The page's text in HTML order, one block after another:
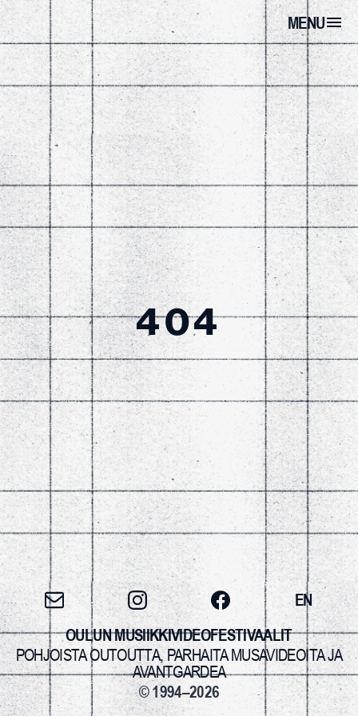
MENU
404
EN
OULUN MUSIIKKIVIDEOFESTIVAALIT
POHJOISTA OUTOUTTA, PARHAITA MUSAVIDEOITA JA
AVANTGARDEA
© 1994–2026